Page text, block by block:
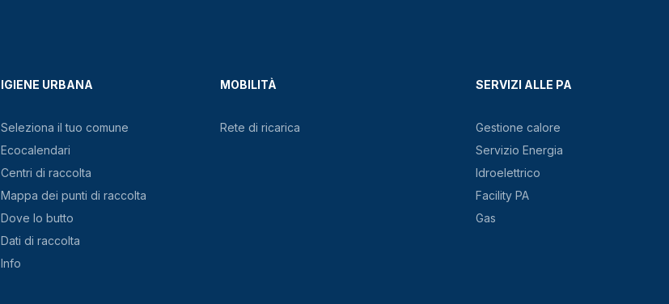
IGIENE URBANA
Seleziona il tuo comune
Ecocalendari
Centri di raccolta
Mappa dei punti di raccolta
Dove lo butto
Dati di raccolta
Info
MOBILITÀ
Rete di ricarica
SERVIZI ALLE PA
Gestione calore
Servizio Energia
Idroelettrico
Facility PA
Gas